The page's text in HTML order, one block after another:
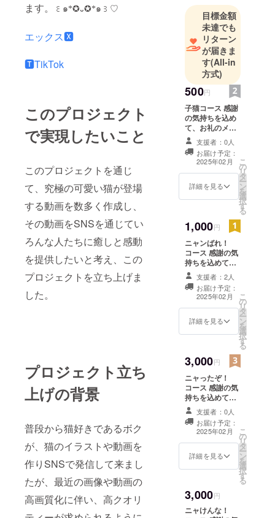
ます。
꒰ ๑*✪᎑✪*๑ ꒱ ♡︎
エックス🆇
🆃TikTok
このプロジェクト
で実現したいこと
このプロジェクトを通じ
て、究極の可愛い猫が登場
する動画を数多く作成し、
その動画をSNSを通じてい
ろんな人たちに癒しと感動
を提供したいと考え、この
プロジェクトを立ち上げま
した。
プロジェクト立ち
上げの背景
普段から猫好きであるボク
が、猫のイラストや動画を
作りSNSで発信して来まし
たが、最近の画像や動画の
高画質化に伴い、高クオリ
目標金額
未達でも
リターン
が届きま
す(All-in
方式)
500円
子猫コース 感謝
の気持ちを込め
て、お礼のメッ
セージと 厳選し
た超絶カワイイ
猫ちゃんの高画
質なAI画像１枚
をメールでお送
りします。
支援者：0人
お届け予定：
2025年02月
詳細を見る
こ
の
リ
タ
ー
ン
を
選
択
す
る
1,000円
ニャンばれ！
コース 感謝の気
持ちを込めて、
お礼のメッセー
ジと 厳選した超
絶カワイイ猫
ちゃんの高画質
なAI画像３枚を
メールでお送り
支援者：2人
お届け予定：
2025年02月
詳細を見る
こ
の
リ
タ
ー
ン
を
選
択
す
る
3,000円
ニャったぞ！
コース 感謝の気
持ちを込めて、
お礼のメッセー
ジと 厳選した超
絶カワイイ猫
ちゃんの高画質
なAI動画（３０
秒程度）をメー
支援者：0人
お届け予定：
2025年02月
詳細を見る
こ
の
リ
タ
ー
ン
を
選
択
す
る
3,000円
ニャけんな！